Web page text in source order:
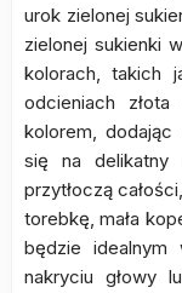
urok zielonej
zielonej sukienki
kolorach, takich
odcieniach
kolorem,
się na delikatny
przytłoczą
torebkę, mała
będzie idealnym
nakryciu głowy